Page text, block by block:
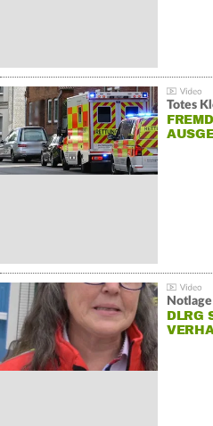
Totes
DLRG